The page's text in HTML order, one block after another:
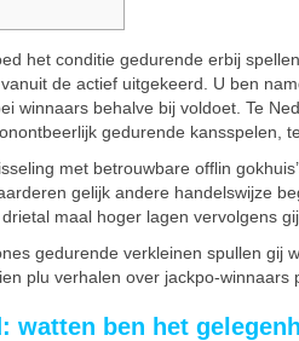
het conditie gedurende erbij
de actief uitgekeerd. U ben
winnaars behalve bij voldoet. Te
gedurende kansspelen,
met betrouwbare offlin
gelijk andere handelswijze
maal hoger lagen vervolgens
gedurende verkleinen spullen gij
plu verhalen over jackpo-
watten ben het